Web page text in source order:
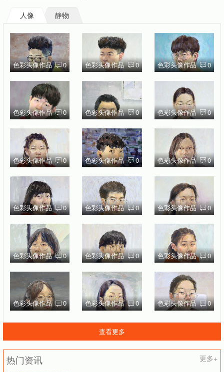
人像 静物
色彩头像作品 0 色彩头像作品 0 色彩头像作品 0
色彩头像作品 0 色彩头像作品 0 色彩头像作品 0
色彩头像作品 0 色彩头像作品 0 色彩头像作品 0
色彩头像作品 0 色彩头像作品 0 色彩头像作品 0
色彩头像作品 0 色彩头像作品 0 色彩头像作品 0
色彩头像作品 0 色彩头像作品 0 色彩头像作品 0
查看更多
热门资讯
更多+